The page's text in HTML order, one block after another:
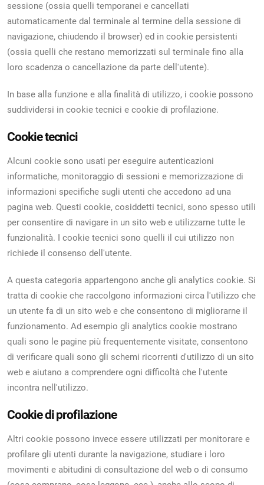
sessione (ossia quelli temporanei e cancellati
automaticamente dal terminale al termine della sessione di
navigazione, chiudendo il browser) ed in cookie persistenti
(ossia quelli che restano memorizzati sul terminale fino alla
loro scadenza o cancellazione da parte dell'utente).
In base alla funzione e alla finalità di utilizzo, i cookie possono
suddividersi in cookie tecnici e cookie di profilazione.
Cookie tecnici
Alcuni cookie sono usati per eseguire autenticazioni
informatiche, monitoraggio di sessioni e memorizzazione di
informazioni specifiche sugli utenti che accedono ad una
pagina web. Questi cookie, cosiddetti tecnici, sono spesso utili
per consentire di navigare in un sito web e utilizzarne tutte le
funzionalità. I cookie tecnici sono quelli il cui utilizzo non
richiede il consenso dell'utente.
A questa categoria appartengono anche gli analytics cookie. Si
tratta di cookie che raccolgono informazioni circa l'utilizzo che
un utente fa di un sito web e che consentono di migliorarne il
funzionamento. Ad esempio gli analytics cookie mostrano
quali sono le pagine più frequentemente visitate, consentono
di verificare quali sono gli schemi ricorrenti d'utilizzo di un sito
web e aiutano a comprendere ogni difficoltà che l'utente
incontra nell'utilizzo.
Cookie di profilazione
Altri cookie possono invece essere utilizzati per monitorare e
profilare gli utenti durante la navigazione, studiare i loro
movimenti e abitudini di consultazione del web o di consumo